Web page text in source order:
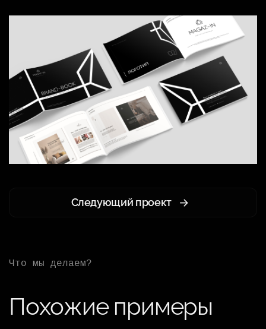
Следующий проект
Что мы делаем?
Похожие примеры